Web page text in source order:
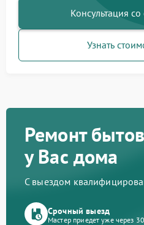
Консультация
Узнать
Ремонт
у Вас дома
С выездом
Срочный выезд
Мастер приедет уже через